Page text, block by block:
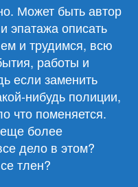
Может быть автор
эпатажа описать
и трудимся, всю
работы и
если заменить
нибудь полиции,
что поменяется.
еще более
дело в этом?
тлен?